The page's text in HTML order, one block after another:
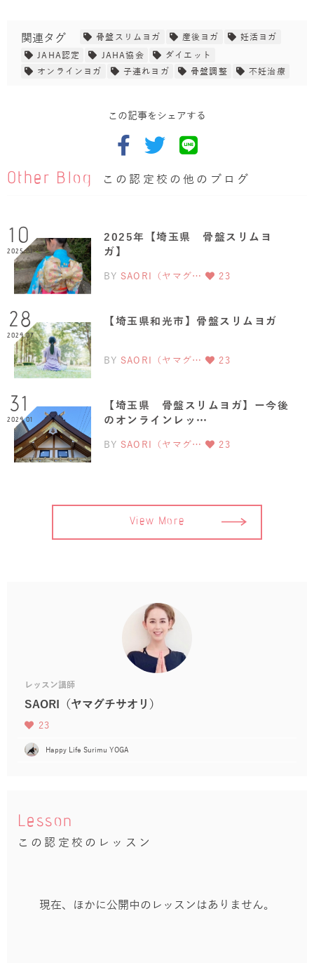
関連タグ 骨盤スリムヨガ 産後ヨガ
妊活ヨガ
JAHA認定
JAHA協会
ダイエット
オンラインヨガ
子連れヨガ 骨盤調整 不妊治療
この記事をシェアする
Other Blog この認定校の他のブログ
10
2025.01
2025年【埼玉県 骨盤スリムヨ
ガ】
BY SAORI（ヤマグ… 23
28
2024.07
【埼玉県和光市】骨盤スリムヨガ
BY SAORI（ヤマグ… 23
31
2024.01
【埼玉県 骨盤スリムヨガ】ー今後
のオンラインレッ…
BY SAORI（ヤマグ… 23
View More
レッスン講師
SAORI（ヤマグチサオリ）
23
Happy Life Surimu YOGA
Lesson
この認定校のレッスン
現在、ほかに公開中のレッスンはありません。